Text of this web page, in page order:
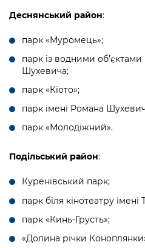
Важливе під час
Деснянський район:
парк «Муромець»;
парк із водними
Шухевича;
парк «Кіото»;
парк імені Романа
парк «Молодіжний».
Подільський район:
Куренівський парк;
парк біля кінотеатру
парк «Кинь-Грусть»;
«Долина річки